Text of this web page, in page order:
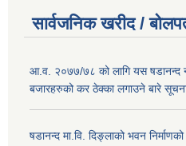
सार्वजनिक खरीद /
आ.व. २०७७/७८ को लागि यस षडानन्द
बजारहरुको कर ठेक्का लगाउने बारे
षडानन्द मा.वि. दिङ्लाको भवन